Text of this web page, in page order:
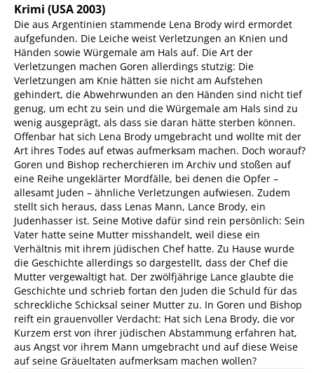
Krimi (USA 2003)
Die aus Argentinien stammende Lena Brody wird ermordet
aufgefunden. Die Leiche weist Verletzungen an Knien und
Händen sowie Würgemale am Hals auf. Die Art der
Verletzungen machen Goren allerdings stutzig: Die
Verletzungen am Knie hätten sie nicht am Aufstehen
gehindert, die Abwehrwunden an den Händen sind nicht tief
genug, um echt zu sein und die Würgemale am Hals sind zu
wenig ausgeprägt, als dass sie daran hätte sterben können.
Offenbar hat sich Lena Brody umgebracht und wollte mit der
Art ihres Todes auf etwas aufmerksam machen. Doch worauf?
Goren und Bishop recherchieren im Archiv und stoßen auf
eine Reihe ungeklärter Mordfälle, bei denen die Opfer –
allesamt Juden – ähnliche Verletzungen aufwiesen. Zudem
stellt sich heraus, dass Lenas Mann, Lance Brody, ein
Judenhasser ist. Seine Motive dafür sind rein persönlich: Sein
Vater hatte seine Mutter misshandelt, weil diese ein
Verhältnis mit ihrem jüdischen Chef hatte. Zu Hause wurde
die Geschichte allerdings so dargestellt, dass der Chef die
Mutter vergewaltigt hat. Der zwölfjährige Lance glaubte die
Geschichte und schrieb fortan den Juden die Schuld für das
schreckliche Schicksal seiner Mutter zu. In Goren und Bishop
reift ein grauenvoller Verdacht: Hat sich Lena Brody, die vor
Kurzem erst von ihrer jüdischen Abstammung erfahren hat,
aus Angst vor ihrem Mann umgebracht und auf diese Weise
auf seine Gräueltaten aufmerksam machen wollen?